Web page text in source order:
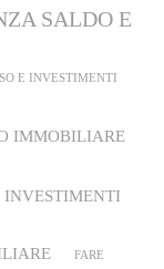
SALDO E
E INVESTIMENTI
IMMOBILIARE
INVESTIMENTI
FARE